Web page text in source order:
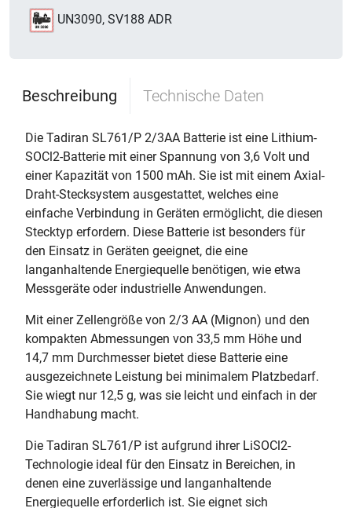
UN3090, SV188 ADR
Beschreibung Technische Daten
Die Tadiran SL761/P 2/3AA Batterie ist eine Lithium-
SOCl2-Batterie mit einer Spannung von 3,6 Volt und
einer Kapazität von 1500 mAh. Sie ist mit einem Axial-
Draht-Stecksystem ausgestattet, welches eine
einfache Verbindung in Geräten ermöglicht, die diesen
Stecktyp erfordern. Diese Batterie ist besonders für
den Einsatz in Geräten geeignet, die eine
langanhaltende Energiequelle benötigen, wie etwa
Messgeräte oder industrielle Anwendungen.
Mit einer Zellengröße von 2/3 AA (Mignon) und den
kompakten Abmessungen von 33,5 mm Höhe und
14,7 mm Durchmesser bietet diese Batterie eine
ausgezeichnete Leistung bei minimalem Platzbedarf.
Sie wiegt nur 12,5 g, was sie leicht und einfach in der
Handhabung macht.
Die Tadiran SL761/P ist aufgrund ihrer LiSOCl2-
Technologie ideal für den Einsatz in Bereichen, in
denen eine zuverlässige und langanhaltende
Energiequelle erforderlich ist. Sie eignet sich